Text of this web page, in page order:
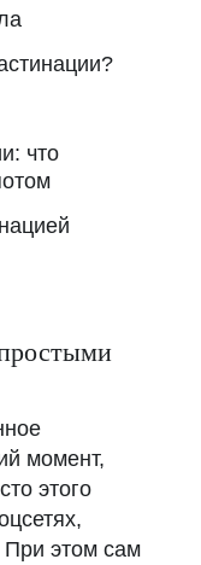
что
момент,
этого
При этом сам